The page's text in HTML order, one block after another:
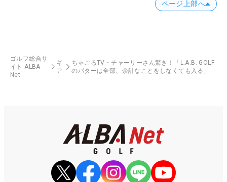
ページ上部へ
ゴルフ総合サ
イト ALBA
Net
ギ
ア
ちゃごるTV・チャーリーさん驚き！「L.A.B. GOLF
のパターは全部、余計なことをしなくても入る」